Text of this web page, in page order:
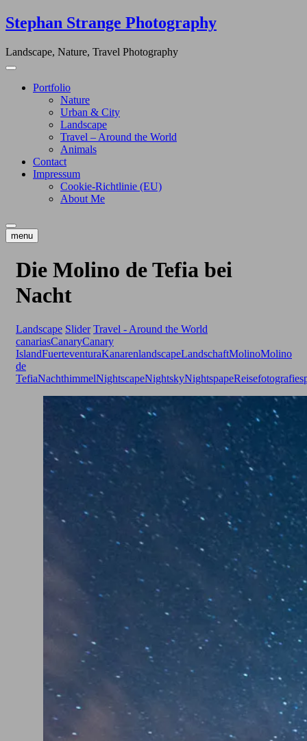
Skip
to
Stephan Strange Photography
Landscape, Nature, Travel Photography
Portfolio
Nature
Urban & City
Landscape
Travel – Around the World
Animals
Contact
Impressum
Cookie-Richtlinie (EU)
About Me
menu
Die Molino de Tefia bei
Nacht
Landscape Slider Travel - Around the World
canariasCanaryCanary
IslandFuerteventuraKanarenlandscapeLandschaftMolinoMolino
de
TefiaNachthimmelNightscapeNightskyNightspapeReisefotografie